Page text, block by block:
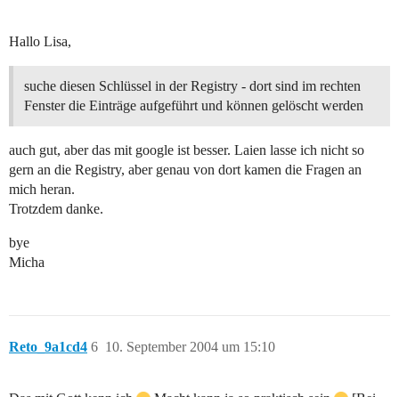
Hallo Lisa,
suche diesen Schlüssel in der Registry - dort sind im rechten
Fenster die Einträge aufgeführt und können gelöscht werden
auch gut, aber das mit google ist besser. Laien lasse ich nicht so
gern an die Registry, aber genau von dort kamen die Fragen an
mich heran.
Trotzdem danke.
bye
Micha
Reto_9a1cd4 10. September 2004 um 15:10
6